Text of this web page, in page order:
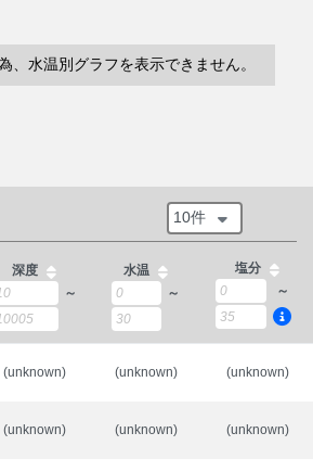
水温別グラフを表示できません。
10件
深度
～
水温
～
塩分
～
(unknown) (unknown) (unknown)
(unknown) (unknown) (unknown)